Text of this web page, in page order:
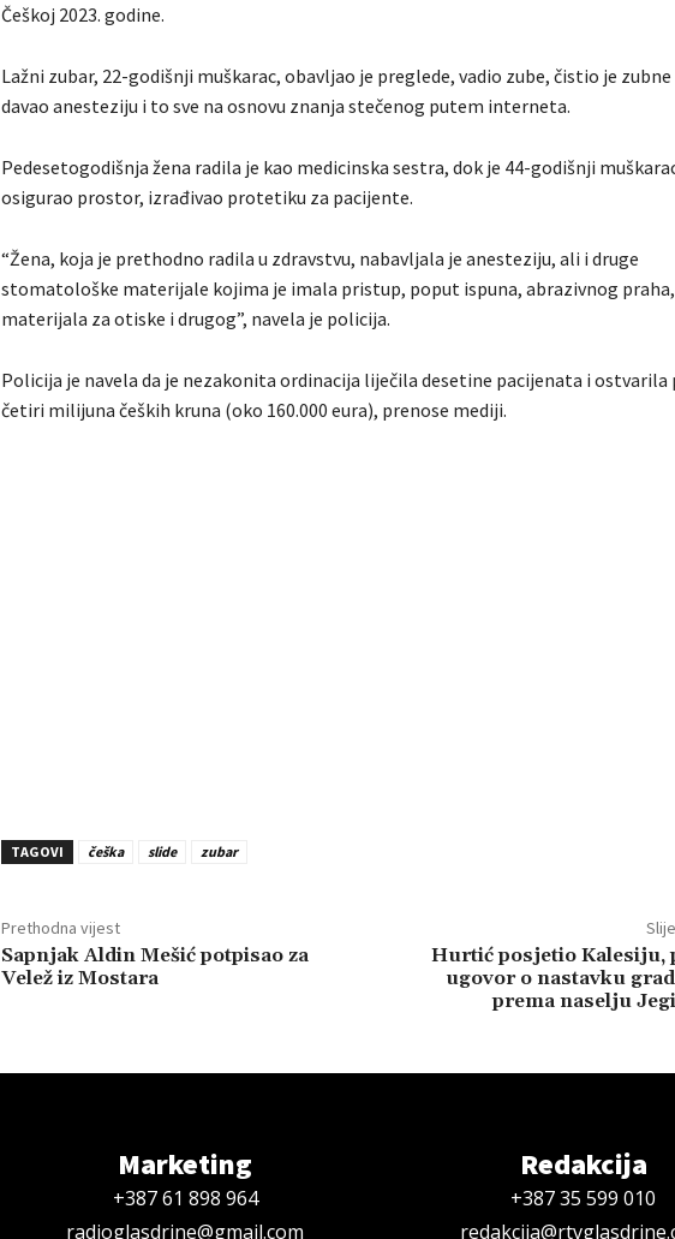
Češkoj 2023. godine.
Lažni zubar, 22-godišnji muškarac, obavljao je preglede, vadio zube, čistio je
davao anesteziju i to sve na osnovu znanja stečenog putem interneta.
Pedesetogodišnja žena radila je kao medicinska sestra, dok je 44-godišnji
osigurao prostor, izrađivao protetiku za pacijente.
“Žena, koja je prethodno radila u zdravstvu, nabavljala je anesteziju, ali i druge
stomatološke materijale kojima je imala pristup, poput ispuna, abrazivnog
materijala za otiske i drugog”, navela je policija.
Policija je navela da je nezakonita ordinacija liječila desetine pacijenata i ostvarila
četiri milijuna čeških kruna (oko 160.000 eura), prenose mediji.
TAGOVI češka slide zubar
Prethodna vijest
Sapnjak Aldin Mešić potpisao za
Velež iz Mostara
Hurtić posjetio Kalesiju,
ugovor o nastavku
prema naselju
Marketing
+387 61 898 964
radioglasdrine@gmail.com
Redakcija
+387 35 599 010